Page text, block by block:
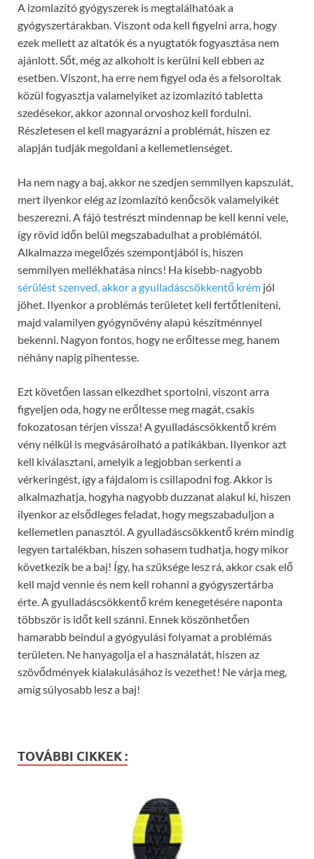
A izomlazító gyógyszerek is megtalálhatóak a
gyógyszertárakban. Viszont oda kell figyelni arra, hogy
ezek mellett az altatók és a nyugtatók fogyasztása nem
ajánlott. Sőt, még az alkoholt is kerülni kell ebben az
esetben. Viszont, ha erre nem figyel oda és a felsoroltak
közül fogyasztja valamelyiket az izomlazító tabletta
szedésekor, akkor azonnal orvoshoz kell fordulni.
Részletesen el kell magyarázni a problémát, hiszen ez
alapján tudják megoldani a kellemetlenséget.
Ha nem nagy a baj, akkor ne szedjen semmilyen kapszulát,
mert ilyenkor elég az izomlazító kenőcsök valamelyikét
beszerezni. A fájó testrészt mindennap be kell kenni vele,
így rövid időn belül megszabadulhat a problémától.
Alkalmazza megelőzés szempontjából is, hiszen
semmilyen mellékhatása nincs! Ha kisebb-nagyobb
sérülést szenved, akkor a gyulladáscsökkentő krém jól
jöhet. Ilyenkor a problémás területet kell fertőtleníteni,
majd valamilyen gyógynövény alapú készítménnyel
bekenni. Nagyon fontos, hogy ne erőltesse meg, hanem
néhány napig pihentesse.
Ezt követően lassan elkezdhet sportolni, viszont arra
figyeljen oda, hogy ne erőltesse meg magát, csakis
fokozatosan térjen vissza! A gyulladáscsökkentő krém
vény nélkül is megvásárolható a patikákban. Ilyenkor azt
kell kiválasztani, amelyik a legjobban serkenti a
vérkeringést, így a fájdalom is csillapodni fog. Akkor is
alkalmazhatja, hogyha nagyobb duzzanat alakul ki, hiszen
ilyenkor az elsődleges feladat, hogy megszabaduljon a
kellemetlen panasztól. A gyulladáscsökkentő krém mindig
legyen tartalékban, hiszen sohasem tudhatja, hogy mikor
következik be a baj! Így, ha szüksége lesz rá, akkor csak elő
kell majd vennie és nem kell rohanni a gyógyszertárba
érte. A gyulladáscsökkentő krém kenegetésére naponta
többször is időt kell szánni. Ennek köszönhetően
hamarabb beindul a gyógyulási folyamat a problémás
területen. Ne hanyagolja el a használatát, hiszen az
szövődmények kialakulásához is vezethet! Ne várja meg,
amíg súlyosabb lesz a baj!
TOVÁBBI CIKKEK :